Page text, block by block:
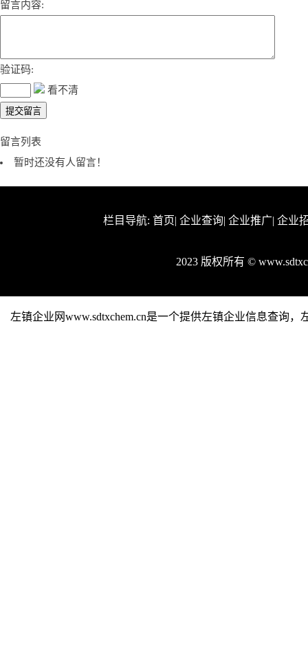
留言内容:
验证码:
看不清
留言列表
暂时还没有人留言！
栏目导航: 首页| 企业查询| 企业推广| 企业
2023 版权所有 ©
左镇企业网www.sdtxchem.cn是一个提供左镇企业信息查询